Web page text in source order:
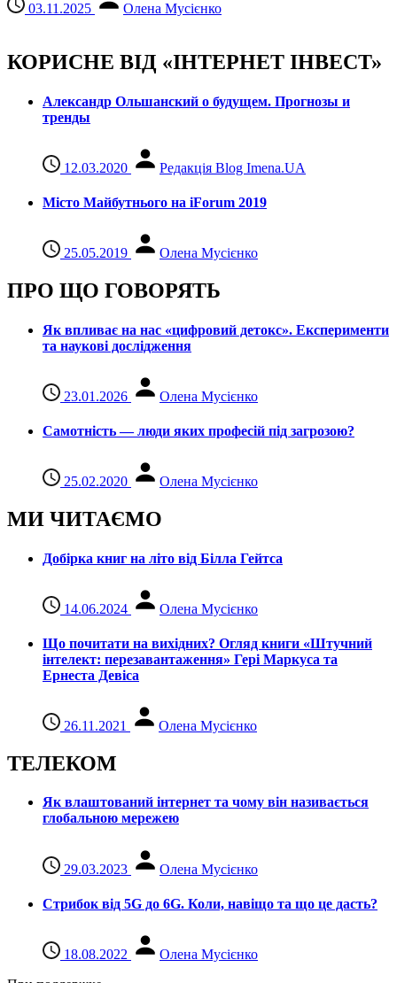
03.11.2025 Олена Мусієнко
КОРИСНЕ ВІД «ІНТЕРНЕТ ІНВЕСТ»
Александр Ольшанский о будущем. Прогнозы и
тренды
12.03.2020 Редакція Blog Imena.UA
Місто Майбутнього на iForum 2019
25.05.2019 Олена Мусієнко
ПРО ЩО ГОВОРЯТЬ
Як впливає на нас «цифровий детокс». Експерименти
та наукові дослідження
23.01.2026 Олена Мусієнко
Самотність — люди яких професій під загрозою?
25.02.2020 Олена Мусієнко
МИ ЧИТАЄМО
Добірка книг на літо від Білла Гейтса
14.06.2024 Олена Мусієнко
Що почитати на вихідних? Огляд книги «Штучний
інтелект: перезавантаження» Гері Маркуса та
Ернеста Девіса
26.11.2021 Олена Мусієнко
ТЕЛЕКОМ
Як влаштований інтернет та чому він називається
глобальною мережею
29.03.2023 Олена Мусієнко
Стрибок від 5G до 6G. Коли, навіщо та що це даcть?
18.08.2022
Олена Мусієнко